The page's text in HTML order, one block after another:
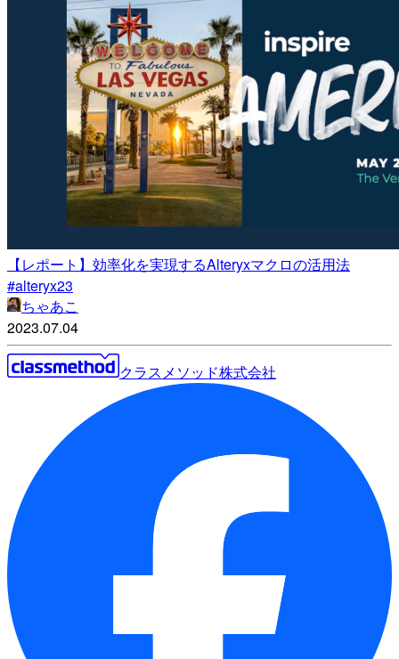
【レポート】効率化を実現するAlteryxマクロの活用法
#alteryx23
ちゃあこ
2023.07.04
クラスメソッド株式会社